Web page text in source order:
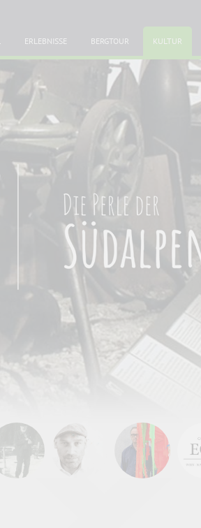
ERLEBNISSE BERGTOUR KULTUR